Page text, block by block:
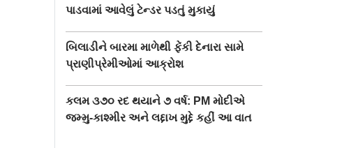
પાડવામાં આવેલું ટેન્ડર પડતું મુકાયું
બિલાડીને બારમા માળેથી ફેંકી દેનારા સામે
પ્રાણીપ્રેમીઓમાં આક્રોશ
કલમ ૩૭૦ રદ થયાને ૭ વર્ષ: PM મોદીએ
જમ્મુ-કાશ્મીર અને લદ્દાખ મુદ્દે કહીં આ વાત